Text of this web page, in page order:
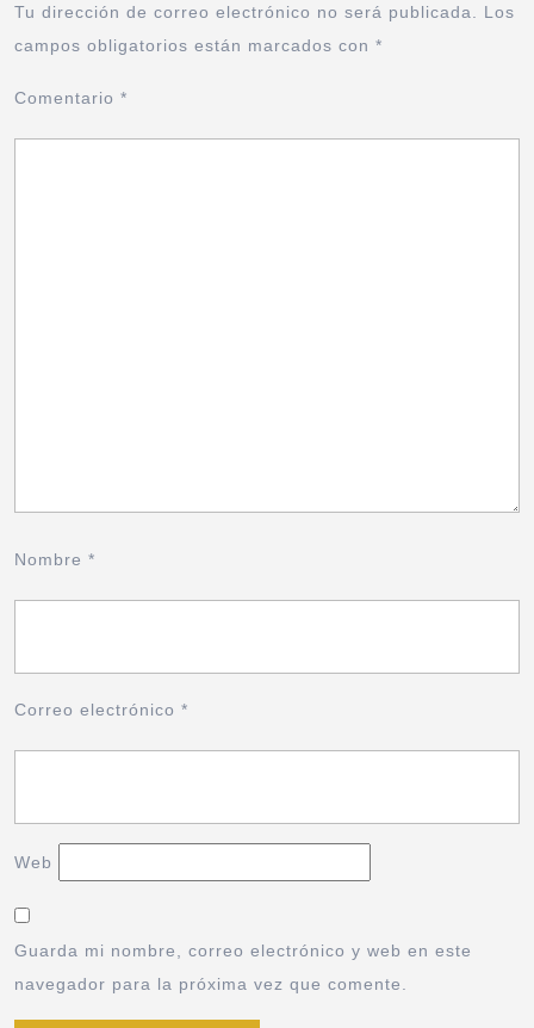
Tu dirección de correo electrónico no será publicada.
Los
campos obligatorios están marcados con *
Comentario *
Nombre *
Correo electrónico *
Web
Guarda mi nombre, correo electrónico y web en este
navegador para la próxima vez que comente.